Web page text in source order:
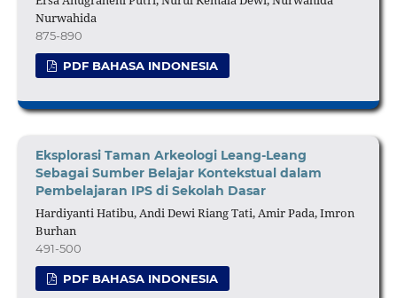
Nurwahida
875-890
PDF BAHASA INDONESIA
Eksplorasi Taman Arkeologi Leang-Leang
Sebagai Sumber Belajar Kontekstual dalam
Pembelajaran IPS di Sekolah Dasar
Hardiyanti Hatibu, Andi Dewi Riang Tati, Amir Pada, Imron
Burhan
491-500
PDF BAHASA INDONESIA